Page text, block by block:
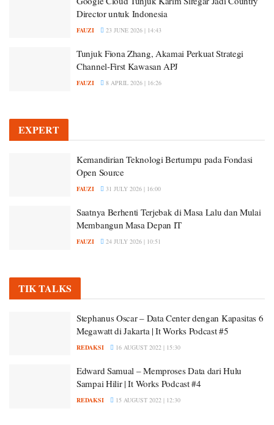
Director untuk Indonesia
FAUZI 23 JUNE 2026 | 14:43
Tunjuk Fiona Zhang, Akamai Perkuat Strategi
Channel-First Kawasan APJ
FAUZI 8 APRIL 2026 | 16:26
EXPERT
Kemandirian Teknologi Bertumpu pada Fondasi
Open Source
FAUZI 31 JULY 2026 | 16:00
Saatnya Berhenti Terjebak di Masa Lalu dan Mulai
Membangun Masa Depan IT
FAUZI 24 JULY 2026 | 10:51
TIK TALKS
Stephanus Oscar – Data Center dengan Kapasitas 6
Megawatt di Jakarta | It Works Podcast #5
REDAKSI 16 AUGUST 2022 | 15:30
Edward Samual – Memproses Data dari Hulu
Sampai Hilir | It Works Podcast #4
REDAKSI 15 AUGUST 2022 | 12:30